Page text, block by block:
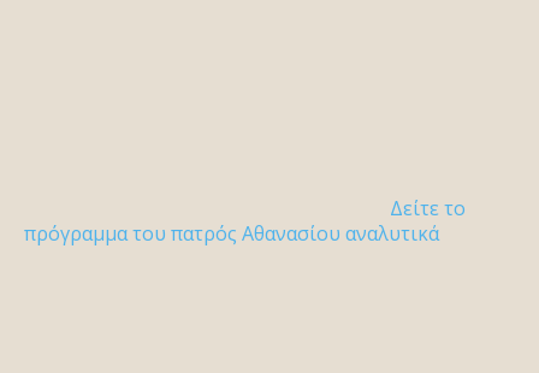
Δείτε το
πρόγραμμα του πατρός Αθανασίου αναλυτικά